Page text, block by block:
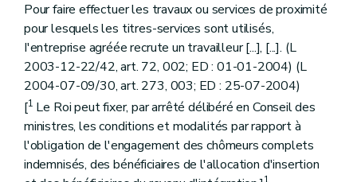
Pour faire effectuer les travaux ou services de proximité
pour lesquels les titres-services sont utilisés,
I'entreprise agréée recrute un travailleur [...], [...]. (L
2003-12-22/42, art. 72, 002; ED : 01-01-2004) (L
2004-07-09/30, art. 273, 003; ED : 25-07-2004)
[1 Le Roi peut fixer, par arrêté délibéré en Conseil des
ministres, les conditions et modalités par rapport à
l'obligation de l'engagement des chômeurs complets
indemnisés, des bénéficiaires de l'allocation d'insertion